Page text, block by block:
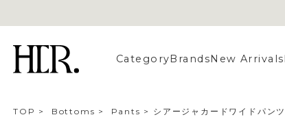
Category Brands New Arrivals
TOP > Bottoms > Pants > シアージャカードワイドパンツ